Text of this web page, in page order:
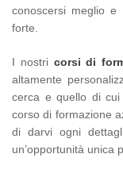
conoscersi meglio
forte.
I nostri corsi di
altamente
cerca e quello di
corso di formazione
di darvi ogni
un’opportunità unica